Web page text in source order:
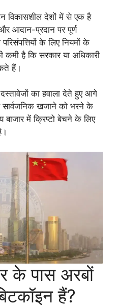
विकासशील देशों में से एक है
आदान-प्रदान पर पूर्ण
के लिए नियमों के
कमी है कि सरकार या अधिकारी
हैं।
का हवाला देते हुए आगे
सार्वजनिक खजाने को भरने के
बाजार में क्रिप्टो बेचने के लिए
के पास अरबों
हैं?